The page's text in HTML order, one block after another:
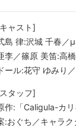
ャスト]
島 律:沢城 千春／
李／篠原 美笛:高
ドール:花守 ゆみり
タッフ]
作:「Caligula-カ
:おぐち／キャラ